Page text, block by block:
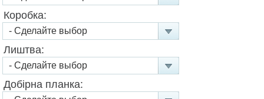
Коробка:
Лиштва:
Добірна планка: